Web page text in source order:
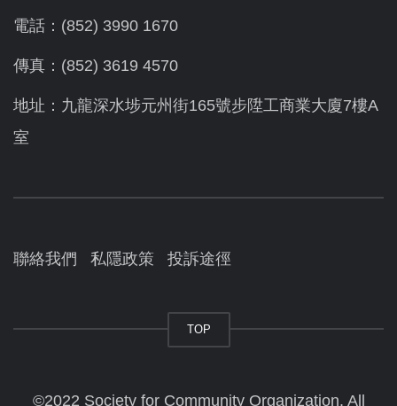
電話：(852) 3990 1670
傳真：(852) 3619 4570
地址：九龍深水埗元州街165號步陞工商業大廈7樓A
室
聯絡我們 私隱政策 投訴途徑
TOP
©2022 Society for Community Organization. All